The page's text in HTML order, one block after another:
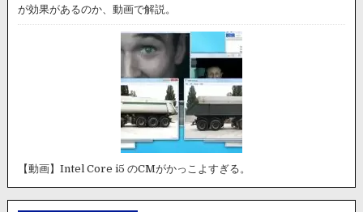
が効果があるのか、動画で解説。
【動画】Intel Core i5 のCMがかっこよすぎる。